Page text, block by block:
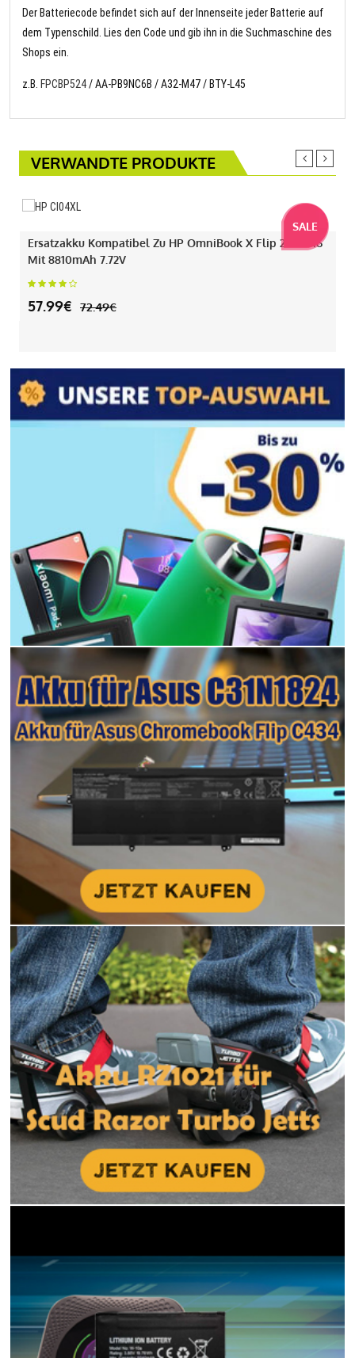
Der Batteriecode befindet sich auf der Innenseite jeder Batterie auf
dem Typenschild. Lies den Code und gib ihn in die Suchmaschine des
Shops ein.
z.B. FPCBP524/ AA-PB9NC6B / A32-M47 / BTY-L45
VERWANDTE PRODUKTE
SALE
Ersatzakku Kompatibel Zu HP OmniBook X Flip 2-IN-1 16
Mit 8810mAh 7.72V
57.99€ 72.49€